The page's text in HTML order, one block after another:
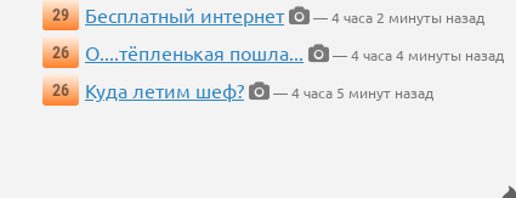
29
Бесплатный интернет
— 4 часа 2 минуты назад
26
О....тёпленькая пошла...
— 4 часа 4 минуты назад
26
Куда летим шеф? — 4 часа 5 минут назад